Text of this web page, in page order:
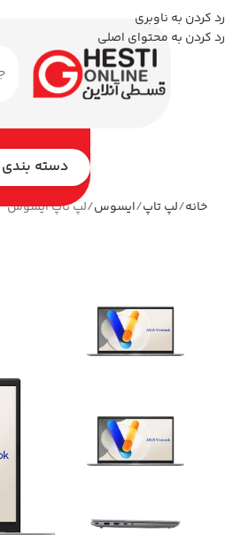
رد کردن به ناوبری
رد کردن به محتوای اصلی
دسته
خانه لپ تاپ ایسوس لپ تاپ ایسوس 14 اینچی مدل Vivobook 14 X1404VA i7 1355U 16GB 512GB